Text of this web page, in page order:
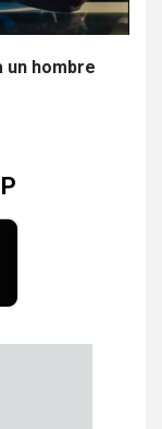
un hombre